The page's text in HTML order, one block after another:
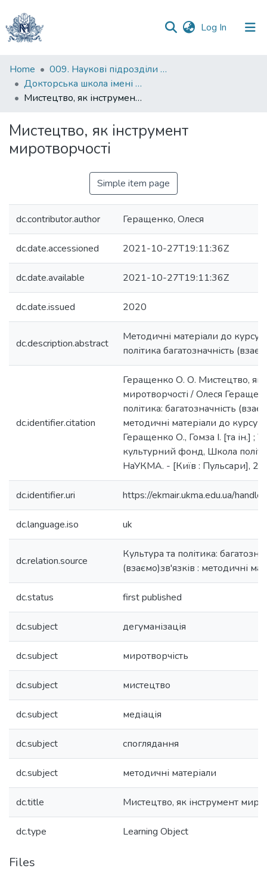
Log In (current)
Communities
&
Collections
Statistics
Home
009. Наукові підрозділи НаУКМА
Докторська школа імені родини Юхименків
Мистецтво, як інструмент миротворчості
Мистецтво, як інструмент
миротворчості
Simple item page
dc.contributor.author Геращенко, Олеся
dc.date.accessioned 2021-10-27T19:11:36Z
dc.date.available 2021-10-27T19:11:36Z
dc.date.issued 2020
dc.description.abstract
Методичні матеріали до курсу
політика багатозначність
dc.identifier.citation
Геращенко О. О. Мистецтво, як
миротворчості / Олеся
політика: багатозначність
методичні матеріали до курсу
Геращенко О., Гомза І. [та ін.] ;
культурний фонд, Школа
НаУКМА. - [Київ : Пульсари],
dc.identifier.uri https://ekmair.ukma.edu.ua/
dc.language.iso uk
dc.relation.source
Культура та політика:
(взаємо)зв'язків : методичні
dc.status first published
dc.subject дегуманізація
dc.subject миротворчість
dc.subject мистецтво
dc.subject медіація
dc.subject споглядання
dc.subject методичні матеріали
dc.title Мистецтво, як інструмент
dc.type Learning Object
Files